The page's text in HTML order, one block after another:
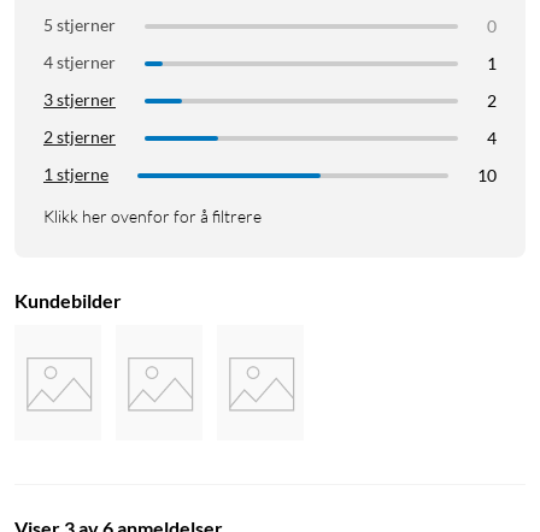
5 stjerner
0
4 stjerner
1
3 stjerner
2
2 stjerner
4
1 stjerne
10
Klikk her ovenfor for å filtrere
Kundebilder